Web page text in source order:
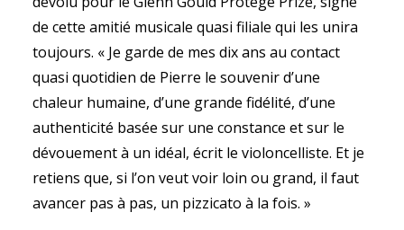
de cette amitié musicale quasi filiale qui les unira
toujours. « Je garde de mes dix ans au contact
quasi quotidien de Pierre le souvenir d’une
chaleur humaine, d’une grande fidélité, d’une
authenticité basée sur une constance et sur le
dévouement à un idéal, écrit le violoncelliste. Et je
retiens que, si l’on veut voir loin ou grand, il faut
avancer pas à pas, un pizzicato à la fois. »